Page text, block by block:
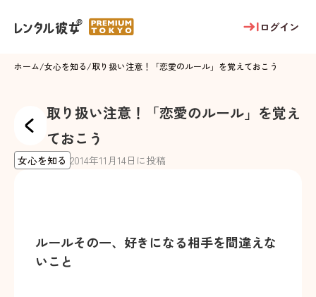
ログイン
ホーム/女心を知る/取り扱い注意！「恋愛のルール」を覚えておこう
取り扱い注意！「恋愛のルール」を覚え
ておこう
女心を知る 2014年11 月 14日に投稿
ルールその一、好きになる相手を間違えな
いこと